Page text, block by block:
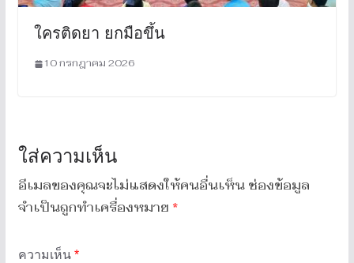
ใครติดยา ยกมือขึ้น
10 กรกฎาคม 2026
ใส่ความเห็น
อีเมลของคุณจะไม่แสดงให้คนอื่นเห็น ช่องข้อมูล
จำเป็นถูกทำเครื่องหมาย *
ความเห็น *